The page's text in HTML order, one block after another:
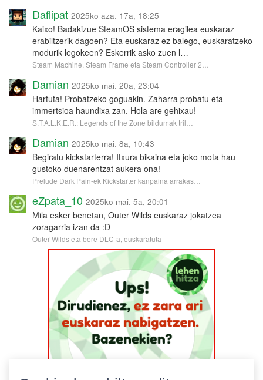
Daflipat 2025ko aza. 17a, 18:25
Kaixo! Badakizue SteamOS sistema eragilea euskaraz
erabiltzerik dagoen? Eta euskaraz ez balego, euskaratzeko
modurik legokeen? Eskerrik asko zuen l…
Steam Machine, Steam Frame eta Steam Controller 2…
Damian 2025ko mai. 20a, 23:04
Hartuta! Probatzeko goguakin. Zaharra probatu eta
immertsioa haundixa zan. Hola are gehixau!
S.T.A.L.K.E.R.: Legends of the Zone bildumak tril…
Damian 2025ko mai. 8a, 10:43
Begiratu kickstarterra! Itxura bikaina eta joko mota hau
gustoko duenarentzat aukera ona!
Prelude Dark Pain-ek Kickstarter kanpaina arrakas…
eZpata_10 2025ko mai. 5a, 20:01
Mila esker benetan, Outer Wilds euskaraz jokatzea
zoragarria izan da :D
Outer Wilds eta bere DLC-a, euskaratuta